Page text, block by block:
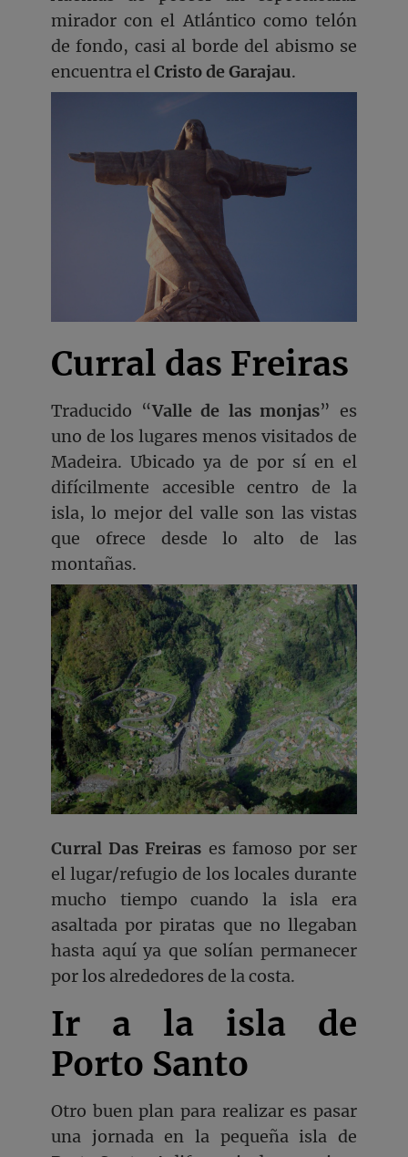
mirador con el Atlántico como telón
de fondo, casi al borde del abismo se
encuentra elCristo de Garajau.
Curral das Freiras
Traducido “Valle de las monjas” es
uno de los lugares menos visitados de
Madeira. Ubicado ya de por sí en el
difícilmente accesible centro de la
isla, lo mejor del valle son las vistas
que ofrece desde lo alto de las
montañas.
Curral Das Freiras es famoso por ser
el lugar/refugio de los locales durante
mucho tiempo cuando la isla era
asaltada por piratas que no llegaban
hasta aquí ya que solían permanecer
por los alrededores de la costa.
Ir a la isla de
Porto Santo
Otro buen plan para realizar es pasar
una jornada en la pequeña isla de